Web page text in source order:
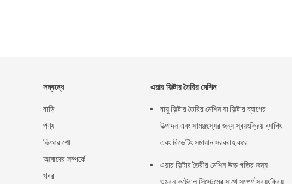
সম্বন্ধে
বাড়ি
পণ্য
ভিআর শো
আমাদের সম্পর্কে
খবর
এয়ার ফিল্টার তৈরির মেশিন
বায়ু ফিল্টার তৈরির মেশিন যা ফিল্টার ব্যাগের
উত্পাদন এবং সামঞ্জস্যের জন্য স্বয়ংক্রিয় ব্যাগিং
এবং রিভেটিং সমাধান সরবরাহ করে
এয়ার ফিল্টার তৈরীর মেশিন উচ্চ গতির জন্য
ওম্রন কন্ট্রোল সিস্টেমের সাথে সম্পূর্ণ স্বয়ংক্রিয়